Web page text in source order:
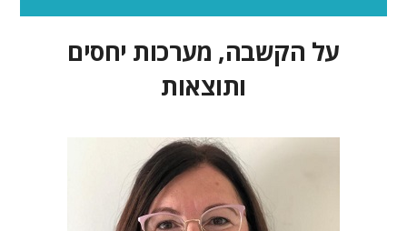
על הקשבה, מערכות יחסים
ותוצאות